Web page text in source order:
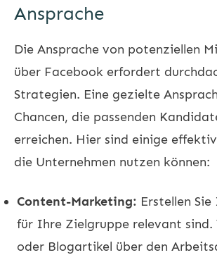
Ansprache
Die Ansprache von potenziellen
über Facebook erfordert
Strategien. Eine gezielte
Chancen, die passenden
erreichen. Hier sind einige
die Unternehmen nutzen können:
Content-Marketing: Erstellen
für Ihre Zielgruppe relevant sind.
oder Blogartikel über den